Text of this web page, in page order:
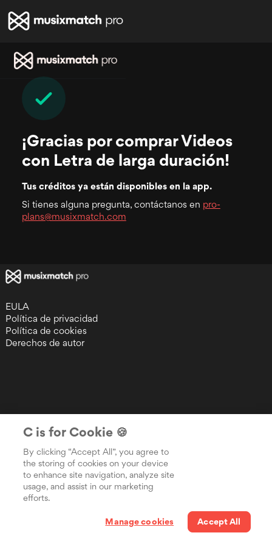
¡Gracias por comprar Videos
con Letra de larga duración!
Tus créditos ya están disponibles en la app.
Si tienes alguna pregunta, contáctanos en pro-
plans@musixmatch.com
EULA
Política de privacidad
Política de cookies
Derechos de autor
C is for Cookie 🍪
By clicking “Accept All”, you agree to
the storing of cookies on your device
to enhance site navigation, analyze site
usage, and assist in our marketing
efforts.
Manage cookies Accept All